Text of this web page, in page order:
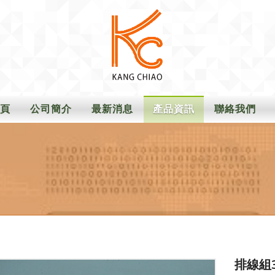
康
喬
科
技
公司簡介 最新消息 產品資訊 聯絡我們
排線組